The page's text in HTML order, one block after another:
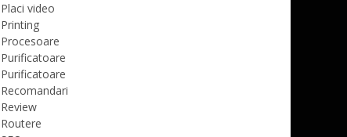
Placi video
Printing
Procesoare
Purificatoare
Purificatoare
Recomandari
Review
Routere